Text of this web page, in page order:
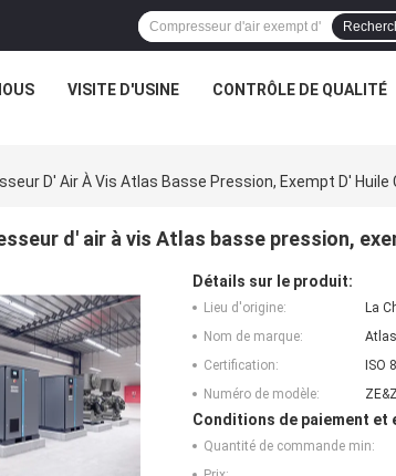
VISITE D'USINE CONTRÔLE DE QUALITÉ
D' Air À Vis Atlas Basse Pression, Exempt D'
d' air à vis Atlas basse pression,
Détails sur le produit:
Lieu d'origine:
La
Nom de marque:
Atlas
Certification:
ISO
Numéro de modèle:
Conditions de paiement et
Quantité de commande min: